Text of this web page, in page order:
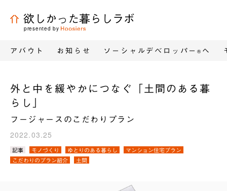
欲しかった暮らしラボ
presented by
アバウト お知らせ ソーシャルデベロッパー® へ
外と中を緩やかにつなぐ「土間のある暮
らし」
フージャースのこだわりプラン
2022.03.25
カ
テ
ゴ
記事 モノづくり ゆとりのある暮らし
マンション住宅プラン
こだわりのプラン紹介
土間